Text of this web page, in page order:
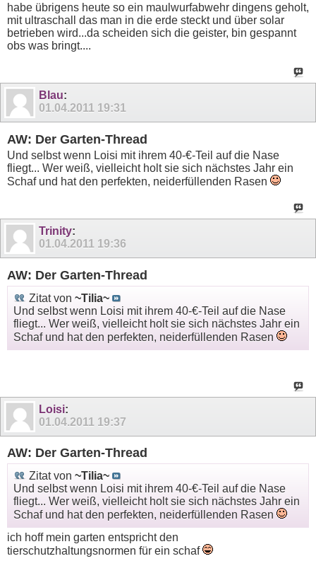
habe übrigens heute so ein maulwurfabwehr dingens geholt,
mit ultraschall das man in die erde steckt und über solar
betrieben wird...da scheiden sich die geister, bin gespannt
obs was bringt....
Blau:
01.04.2011 19:31
AW: Der Garten-Thread
Und selbst wenn Loisi mit ihrem 40-€-Teil auf die Nase
fliegt... Wer weiß, vielleicht holt sie sich nächstes Jahr ein
Schaf und hat den perfekten, neiderfüllenden Rasen
Trinity:
01.04.2011 19:36
AW: Der Garten-Thread
Zitat von ~Tilia~
Und selbst wenn Loisi mit ihrem 40-€-Teil auf die Nase
fliegt... Wer weiß, vielleicht holt sie sich nächstes Jahr ein
Schaf und hat den perfekten, neiderfüllenden Rasen
Loisi:
01.04.2011 19:37
AW: Der Garten-Thread
Zitat von ~Tilia~
Und selbst wenn Loisi mit ihrem 40-€-Teil auf die Nase
fliegt... Wer weiß, vielleicht holt sie sich nächstes Jahr ein
Schaf und hat den perfekten, neiderfüllenden Rasen
ich hoff mein garten entspricht den
tierschutzhaltungsnormen für ein schaf